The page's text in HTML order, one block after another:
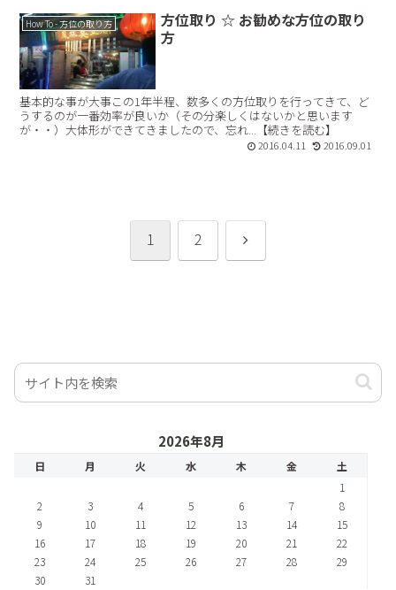
How To - 方位の取り方
方位取り ☆ お勧めな方位の取り
方
基本的な事が大事この1年半程、数多くの方位取りを行ってきて、ど
うするのが一番効率が良いか（その分楽しくはないかと思います
が・・）大体形ができてきましたので、忘れ...【続きを読む】
2016.04.11 2016.09.01
1 2
次
2026年8月
日 月 火 水 木 金
土
1
2
3 4 5 6 7
8
9
10 11 12 13 14
15
16
17 18 19 20 21
22
23
24 25 26 27 28
29
30
31